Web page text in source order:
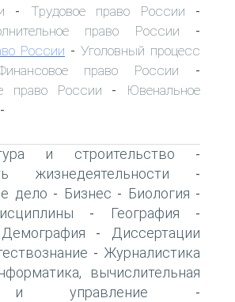
- Трудовое право России -
право России -
России - Уголовный процесс
право России -
право России -
Ювенальное
-
и строительство -
жизнедеятельности -
дело - Бизнес - Биология -
- География -
Демография -
Диссертации
- Журналистика
вычислительная
и управление -